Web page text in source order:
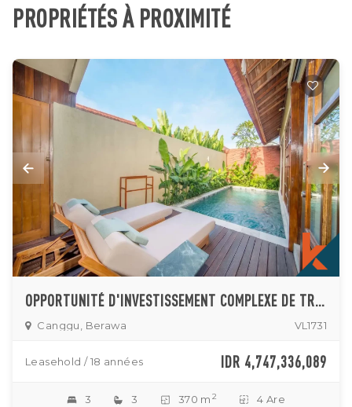
PROPRIÉTÉS À PROXIMITÉ
OPPORTUNITÉ D'INVESTISSEMENT COMPLEXE DE TROIS VILLAS À LOUER À BERAWA
Canggu, Berawa VL1731
Leasehold / 18 années IDR 4,747,336,089
3 3 370 m 2 4 Are